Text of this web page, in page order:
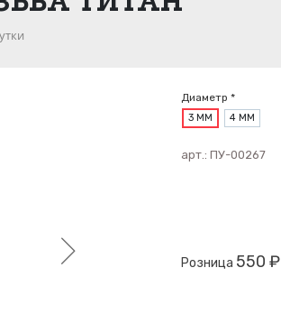
Диаметр *
3 ММ 4 ММ
арт.: ПУ-00267
Розница 550 ₽